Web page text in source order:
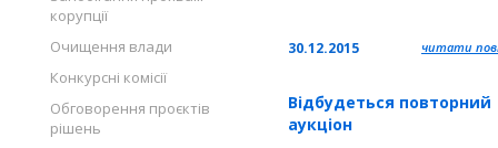
корупції
Очищення влади
Конкурсні комісії
Обговорення проєктів
рішень
30.12.2015 читати
Відбудеться повторний
аукціон